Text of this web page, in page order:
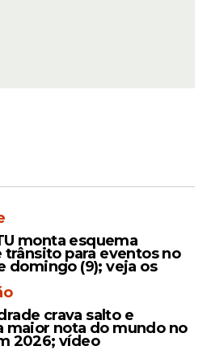
Datafolha: Lula
apenas 23% das
de voto entre
monta esquema
trânsito para eventos no
domingo (9); veja os
crava salto e
maior nota do mundo no
2026; vídeo